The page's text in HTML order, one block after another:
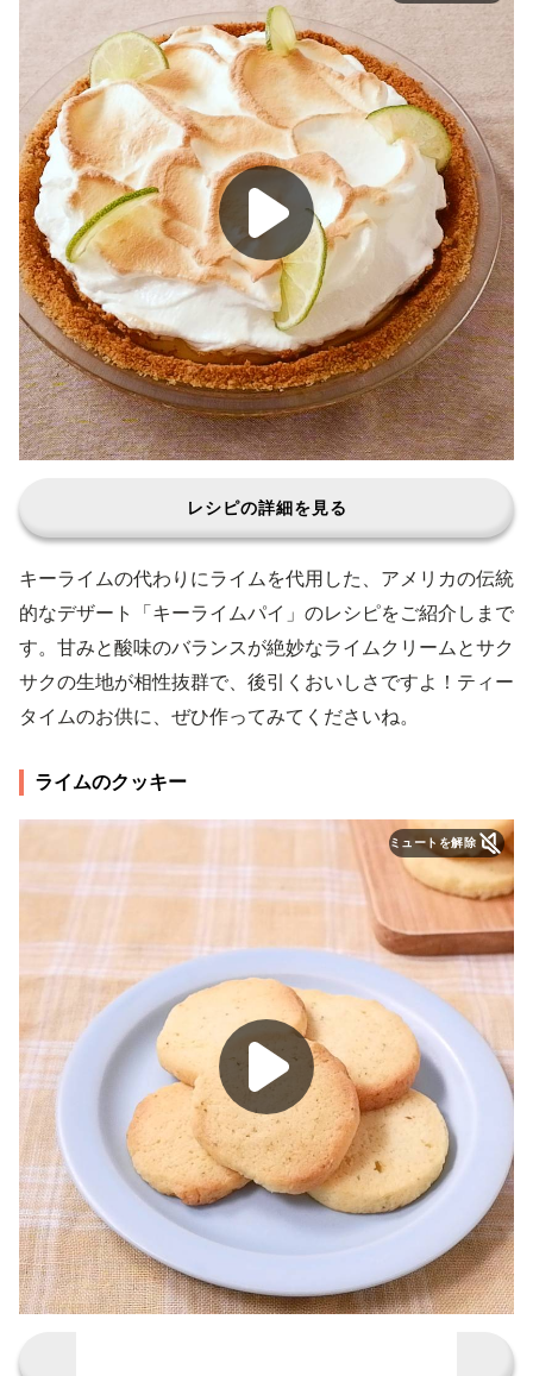
レシピの詳細を見る
キーライムの代わりにライムを代用した、アメリカの伝統
的なデザート「キーライムパイ」のレシピをご紹介しまで
す。甘みと酸味のバランスが絶妙なライムクリームとサク
サクの生地が相性抜群で、後引くおいしさですよ！ティー
タイムのお供に、ぜひ作ってみてくださいね。
ライムのクッキー
ミュートを解除